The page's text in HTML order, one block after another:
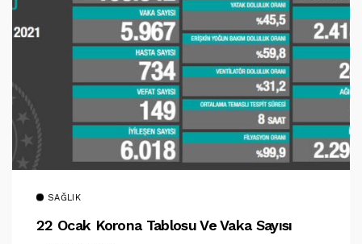
SAĞLIK
22 Ocak Korona Tablosu Ve Vaka Sayısı